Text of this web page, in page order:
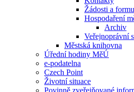
Žádosti a
Hospodaření
Archiv
Veřejnoprávní
Městská knihovna
Úřední hodiny MěÚ
e-podatelna
Czech Point
Životní situace
Povinně zveřejňované